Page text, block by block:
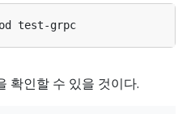
확인할 수 있을 것이다.